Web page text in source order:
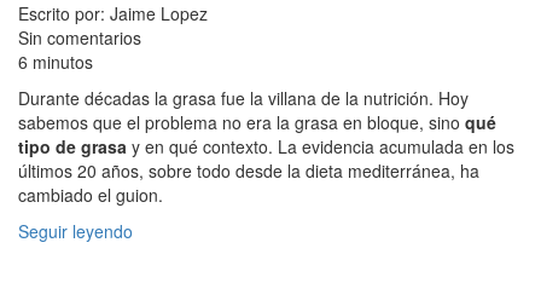
Escrito por: Jaime Lopez
Sin comentarios
6 minutos
Durante décadas la grasa fue la villana de la nutrición. Hoy
sabemos que el problema no era la grasa en bloque, sino qué
tipo de grasa y en qué contexto. La evidencia acumulada en los
últimos 20 años, sobre todo desde la dieta mediterránea, ha
cambiado el guion.
Seguir leyendo